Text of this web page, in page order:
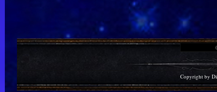
Copyright by